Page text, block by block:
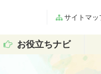
サイトマッ
お役立ちナビ